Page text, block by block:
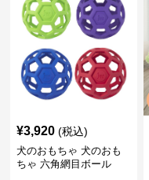
¥3,920 (税込)
犬のおもちゃ 犬のおも
ちゃ 六角網目ボール